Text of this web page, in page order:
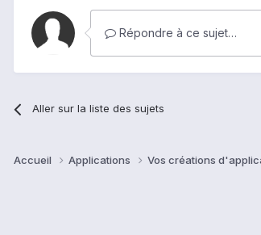
Répondre à ce sujet…
Aller sur la liste des sujets
Accueil Applications Vos créations